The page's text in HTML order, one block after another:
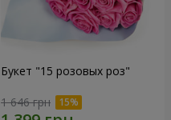
Букет "15 розовых роз"
1 646 грн